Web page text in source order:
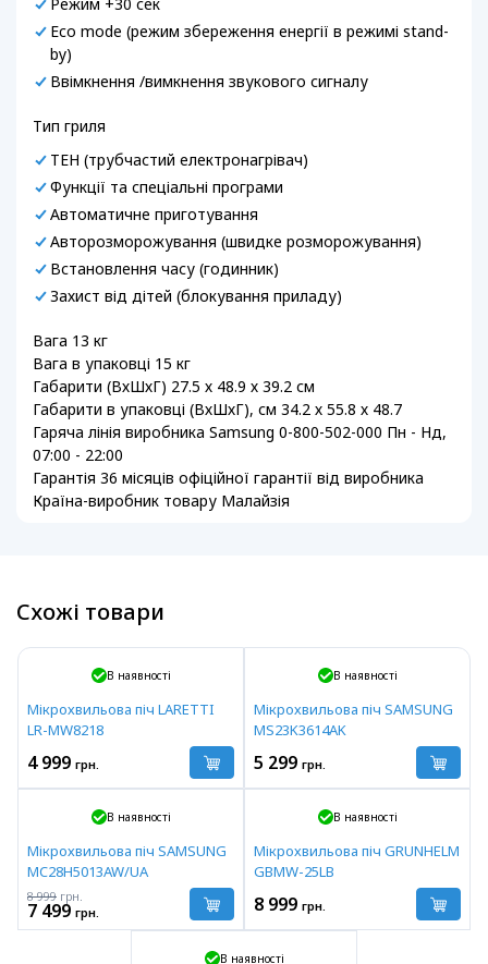
Eco mode (режим збереження енергії в режимі stand-
by)
Ввімкнення /вимкнення звукового сигналу
Тип гриля
ТЕН (трубчастий електронагрівач)
Функції та спеціальні програми
Автоматичне приготування
Авторозморожування (швидке розморожування)
Встановлення часу (годинник)
Захист від дітей (блокування приладу)
Вага 13 кг
Вага в упаковці 15 кг
Габарити (ВхШхГ) 27.5 х 48.9 х 39.2 см
Габарити в упаковці (ВхШхГ), см 34.2 х 55.8 х 48.7
Гаряча лінія виробника Samsung 0-800-502-000 Пн - Нд,
07:00 - 22:00
Гарантія 36 місяців офіційної гарантії від виробника
Країна-виробник товару Малайзія
Схожі товари
В наявності
Мікрохвильова піч LARETTI
LR-MW8218
4 999 грн.
В наявності
Мікрохвильова піч SAMSUNG
MS23K3614AK
5 299 грн.
В наявності
Мікрохвильова піч SAMSUNG
MC28H5013AW/UA
8 999 грн.
7 499 грн.
В наявності
Мікрохвильова піч GRUNHELM
GBMW-25LB
8 999 грн.
В наявності